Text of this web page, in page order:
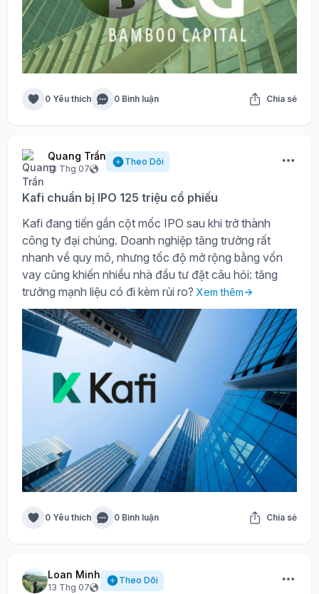
0 Yêu thích 0 Bình luận Chia sẻ
Quang Trần
13 Thg 07
Theo Dõi
Kafi chuẩn bị IPO 125 triệu cổ phiếu
Kafi đang tiến gần cột mốc IPO sau khi trở thành
công ty đại chúng. Doanh nghiệp tăng trưởng rất
nhanh về quy mô, nhưng tốc độ mở rộng bằng vốn
vay cũng khiến nhiều nhà đầu tư đặt câu hỏi: tăng
trưởng mạnh liệu có đi kèm rủi ro? Xem thêm
0 Yêu thích 0 Bình luận Chia sẻ
Loan Minh
13 Thg 07
Theo Dõi